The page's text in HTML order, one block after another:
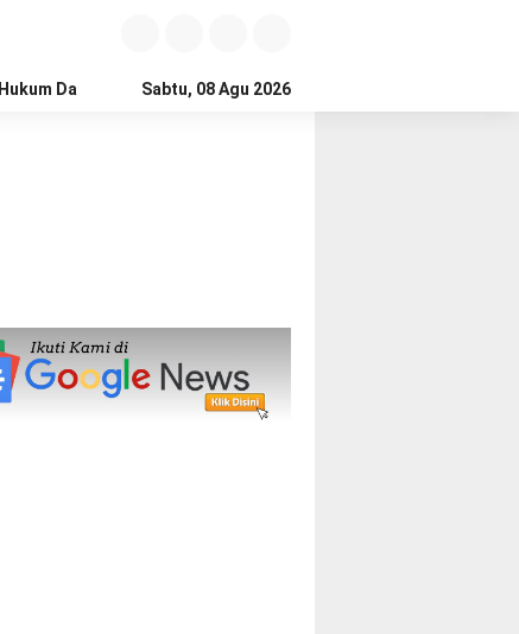
Hukum Dan Kriminal Politik Pendidikan
Sabtu, 08 Agu 2026